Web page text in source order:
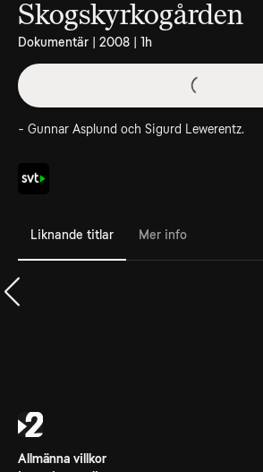
Skogskyrkogården
Dokumentär | 2008 | 1h
- Gunnar Asplund och Sigurd Lewerentz.
Liknande titlar Mer info
Allmänna villkor